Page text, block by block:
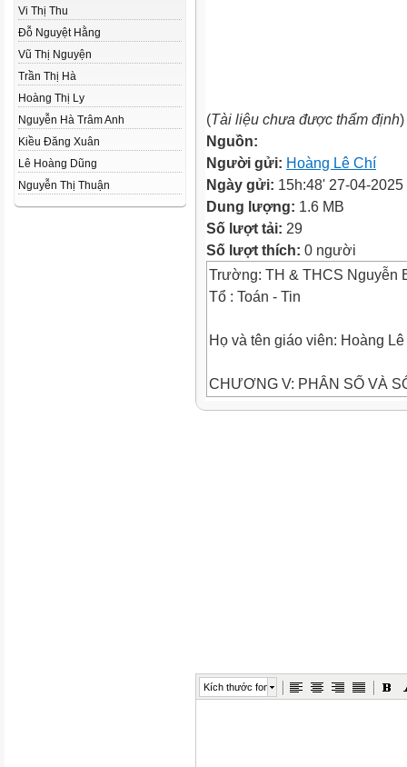
Vi Thị Thu
Đỗ Nguyệt Hằng
Vũ Thị Nguyện
Trần Thị Hà
Hoàng Thị Ly
Nguyễn Hà Trâm Anh
Kiều Đăng Xuân
Lê Hoàng Dũng
Nguyễn Thị Thuận
(Tài liệu chưa được thẩm định)
Nguồn:
Người gửi: Hoàng Lê Chí
Ngày gửi: 15h:48' 27-04-2025
Dung lượng: 1.6 MB
Số lượt tải: 29
Số lượt thích: 0 người
Trường: TH & THCS Nguyễn
Tổ : Toán - Tin
Họ và tên giáo viên: Hoàng
CHƯƠNG V: PHÂN SỐ VÀ
Kích thước font